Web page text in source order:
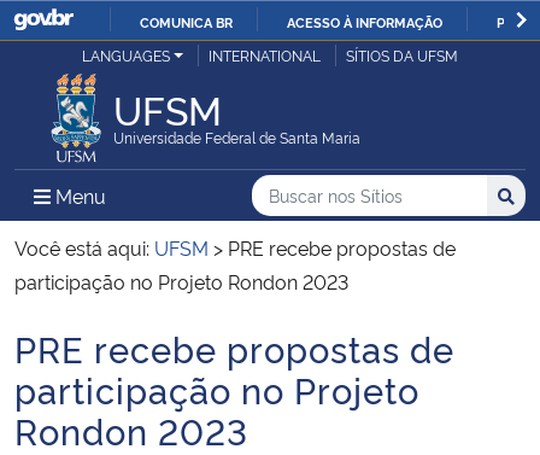
IR
COMUNICA BR ACESSO À INFORMAÇÃO
Ministério da Justiça e Segurança Pública
Ministério da Defesa
Ministério das Relações Exteriores
Ministério da Infraestrutura
Ministério da Agricultura, Pecuária e Abastecimento
LANGUAGES INTERNATIONAL SÍTIOS DA UFSM
UFSM
Universidade Federal de Santa Maria
Menu Menu Principal do Sítio
Busca
Buscar no nos Sítios
Busca:
Você está aqui: UFSM > PRE recebe propostas de
participação no Projeto Rondon 2023
Início do conteúdo
PRE recebe propostas de
participação no Projeto
Rondon 2023